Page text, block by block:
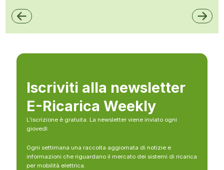
Iscriviti alla newsletter
E-Ricarica Weekly
L’iscrizione è gratuita. La newsletter viene inviato ogni
giovedì
Ogni settimana una raccolta aggiornata di notizie e
informazioni che riguardano il mercato dei sistemi di ricarica
per mobilità elettrica.